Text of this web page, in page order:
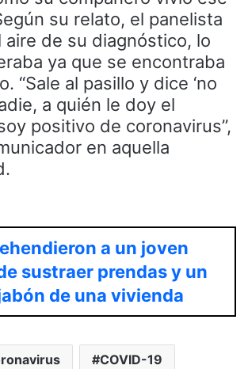
su relato, el panelista
aire de su diagnóstico, lo
ya que se encontraba
“Sale al pasillo y dice ‘no
a quién le doy el
positivo de coronavirus”,
en aquella
a un joven
sustraer prendas y un
de una vivienda
COVID-19